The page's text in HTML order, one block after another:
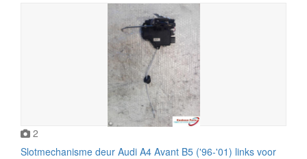
2
Slotmechanisme deur Audi A4 Avant B5 ('96-'01) links voor